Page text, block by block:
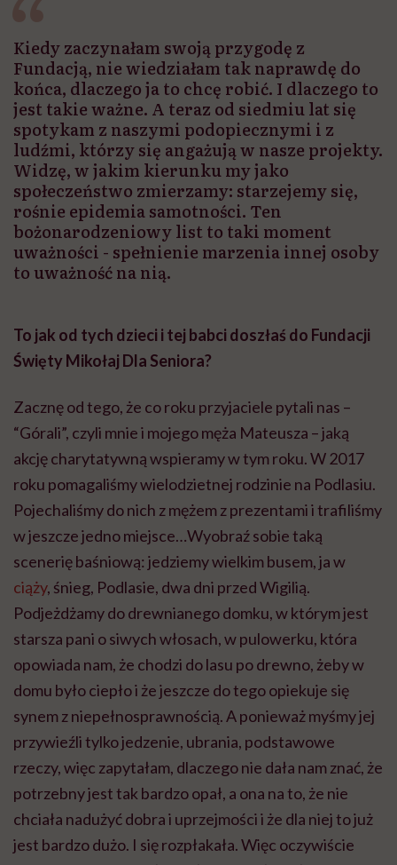
Kiedy zaczynałam swoją przygodę z
Fundacją, nie wiedziałam tak naprawdę do
końca, dlaczego ja to chcę robić. I dlaczego to
jest takie ważne. A teraz od siedmiu lat się
spotykam z naszymi podopiecznymi i z
ludźmi, którzy się angażują w nasze projekty.
Widzę, w jakim kierunku my jako
społeczeństwo zmierzamy: starzejemy się,
rośnie epidemia samotności. Ten
bożonarodzeniowy list to taki moment
uważności - spełnienie marzenia innej osoby
to uważność na nią.
To jak od tych dzieci i tej babci doszłaś do Fundacji
Święty Mikołaj Dla Seniora?
Zacznę od tego, że co roku przyjaciele pytali nas –
“Górali”, czyli mnie i mojego męża Mateusza – jaką
akcję charytatywną wspieramy w tym roku. W 2017
roku pomagaliśmy wielodzietnej rodzinie na Podlasiu.
Pojechaliśmy do nich z mężem z prezentami i trafiliśmy
w jeszcze jedno miejsce…Wyobraź sobie taką
scenerię baśniową: jedziemy wielkim busem, ja w
ciąży, śnieg, Podlasie, dwa dni przed Wigilią.
Podjeżdżamy do drewnianego domku, w którym jest
starsza pani o siwych włosach, w pulowerku, która
opowiada nam, że chodzi do lasu po drewno, żeby w
domu było ciepło i że jeszcze do tego opiekuje się
synem z niepełnosprawnością. A ponieważ myśmy jej
przywieźli tylko jedzenie, ubrania, podstawowe
rzeczy, więc zapytałam, dlaczego nie dała nam znać, że
potrzebny jest tak bardzo opał, a ona na to, że nie
chciała nadużyć dobra i uprzejmości i że dla niej to już
jest bardzo dużo. I się rozpłakała. Więc oczywiście